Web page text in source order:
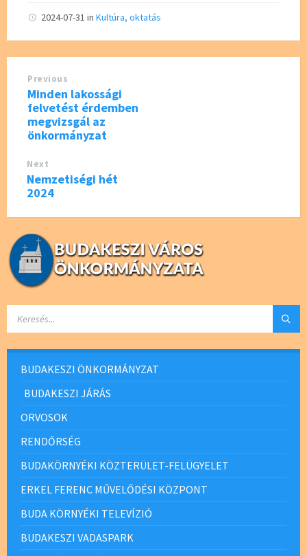
b
o
o
k
tt
er
2024-07-31 in Kultúra, oktatás
Previous
Minden lakossági
felvetést érdemben
megvizsgál az
önkormányzat
Next
Nemzetiségi hét
2024
BUDAKESZI ÖNKORMÁNYZAT
BUDAKESZI JÁRÁS
ORVOSOK
RENDŐRSÉG
BUDAKÖRNYÉKI KÖZTERÜLET-FELÜGYELET
ERKEL FERENC MŰVELŐDÉSI KÖZPONT
BUDA KÖRNYÉKI TELEVÍZIÓ
BUDAKESZI VADASPARK